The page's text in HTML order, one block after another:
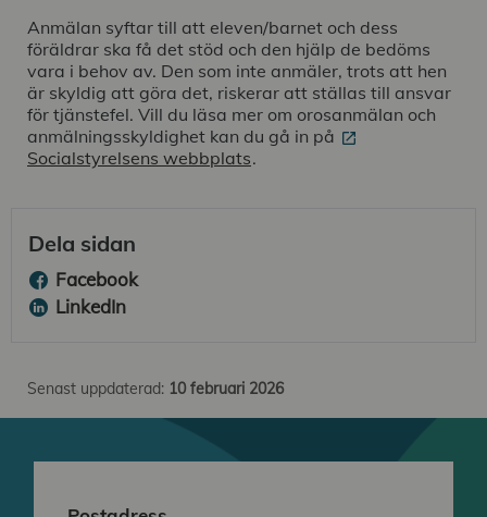
Anmälan syftar till att eleven/barnet och dess
föräldrar ska få det stöd och den hjälp de bedöms
vara i behov av. Den som inte anmäler, trots att hen
är skyldig att göra det, riskerar att ställas till ansvar
för tjänstefel. Vill du läsa mer om orosanmälan och
anmälningsskyldighet kan du gå in på
Socialstyrelsens webbplats.
Dela sidan
Facebook
LinkedIn
Senast uppdaterad: 10 februari 2026